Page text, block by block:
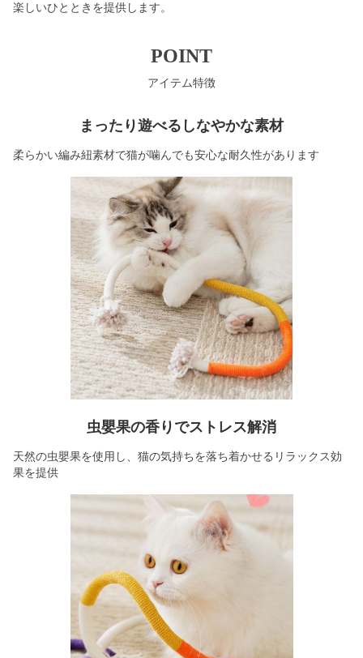
楽しいひとときを提供します。
POINT
アイテム特徴
まったり遊べるしなやかな素材
柔らかい編み紐素材で猫が噛んでも安心な耐久性があります
虫嬰果の香りでストレス解消
天然の虫嬰果を使用し、猫の気持ちを落ち着かせるリラックス効
果を提供